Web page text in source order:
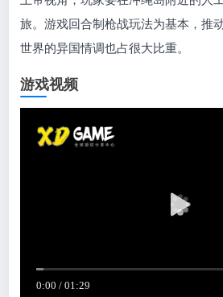
旅。游戏回合制枪战玩法为基本，推
世界的异国情调也占很大比重。
游戏视频